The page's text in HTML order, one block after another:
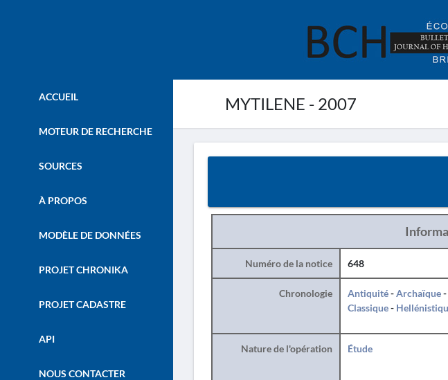
MYTILENE - 2007
ACCUEIL
MOTEUR DE RECHERCHE
SOURCES
À PROPOS
MODÈLE DE DONNÉES
PROJET CHRONIKA
PROJET CADASTRE
API
NOUS CONTACTER
Numéro de la notice 648
Chronologie Antiquité-Archaïque-
Classique-
Nature de l'opération Étude